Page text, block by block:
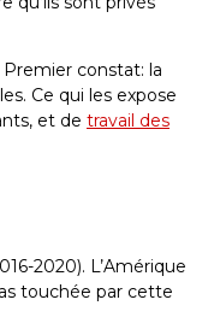
Premier constat: la
Ce qui les expose
et de travail des
2020). L’Amérique
touchée par cette